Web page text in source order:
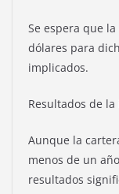
Se espera que
dólares para
implicados.
Resultados de
Aunque la
menos de un
resultados